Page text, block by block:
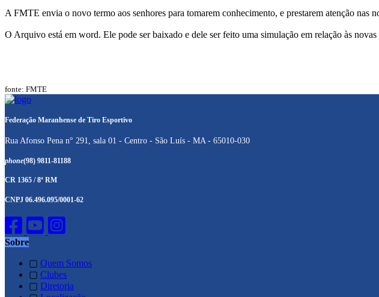
A FMTE envia o novo termo aos senhores para tomarem conhecimento, e prestarem atenção nas
O Arquivo está em word. Ele pode ser baixado e dele ser feito uma simulação em relação às
fonte: FMTE
Federação Maranhense de Tiro Esportivo
Rua Afonso Pena n° 291, sala 01 - Centro - São Luís - MA - 65010-030
phone(98) 9811-81188
CR 1365 / 8ª RM
CNPJ 06.496.095/0001-62
Sobre
▢ Quem Somos
▢ Clubes
▢ Diretoria